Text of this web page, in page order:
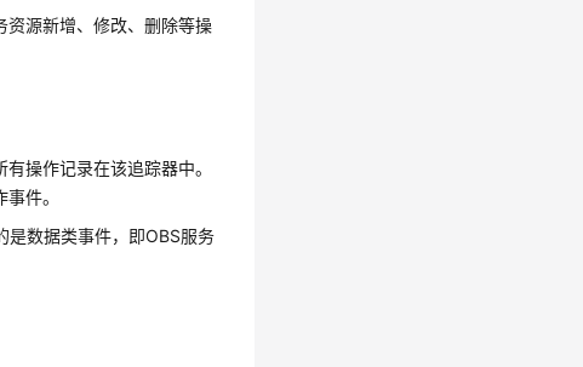
资源新增、修改、删除等操
操作记录在该追踪器中。
件。
是数据类事件，即OBS服务